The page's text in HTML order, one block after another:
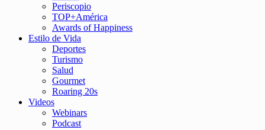
Periscopio
TOP+América
Awards of Happiness
Estilo de Vida
Deportes
Turismo
Salud
Gourmet
Roaring 20s
Videos
Webinars
Podcast